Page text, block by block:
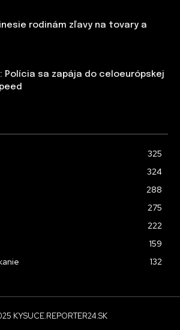
rodinám zľavy na tovary a
Polícia sa zapája do celoeurópskej
325
324
288
275
222
159
132
KYSUCE.REPORTER24.SK